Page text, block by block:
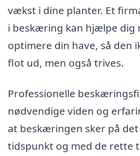
vækst i dine planter. Et
i beskæring kan hjælpe dig
optimere din have, så den
flot ud, men også trives.
Professionelle
nødvendige viden og
at beskæringen sker på
tidspunkt og med de rette